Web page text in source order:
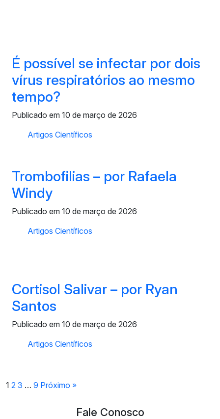
É possível se infectar por dois
vírus respiratórios ao mesmo
tempo?
Publicado em 10 de março de 2026
Artigos Científicos
Trombofilias – por Rafaela
Windy
Publicado em 10 de março de 2026
Artigos Científicos
Cortisol Salivar – por Ryan
Santos
Publicado em 10 de março de 2026
Artigos Científicos
1 2 3 … 9 Próximo »
Fale Conosco